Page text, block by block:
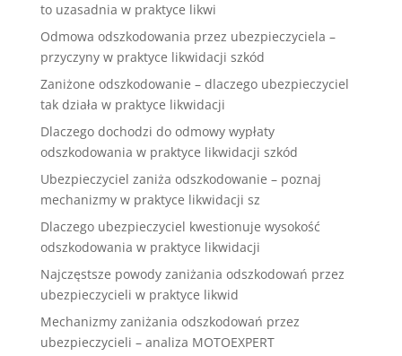
to uzasadnia w praktyce likwi
Odmowa odszkodowania przez ubezpieczyciela –
przyczyny w praktyce likwidacji szkód
Zaniżone odszkodowanie – dlaczego ubezpieczyciel
tak działa w praktyce likwidacji
Dlaczego dochodzi do odmowy wypłaty
odszkodowania w praktyce likwidacji szkód
Ubezpieczyciel zaniża odszkodowanie – poznaj
mechanizmy w praktyce likwidacji sz
Dlaczego ubezpieczyciel kwestionuje wysokość
odszkodowania w praktyce likwidacji
Najczęstsze powody zaniżania odszkodowań przez
ubezpieczycieli w praktyce likwid
Mechanizmy zaniżania odszkodowań przez
ubezpieczycieli – analiza MOTOEXPERT